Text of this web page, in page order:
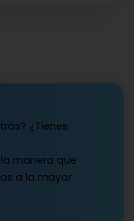
¿Tienes
manera que
a la mayor